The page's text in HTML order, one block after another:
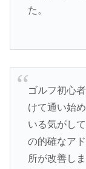
た。
ゴルフ初心
けて通い始
いる気がし
の的確なア
所が改善し